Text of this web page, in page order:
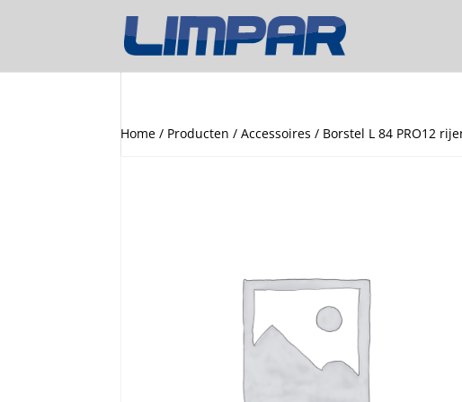
Home / Producten /Accessoires / Borstel L 84 PRO12